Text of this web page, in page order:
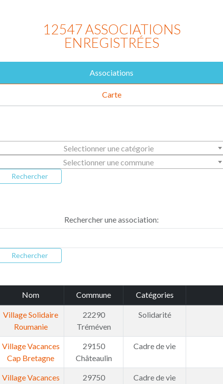
12547 ASSOCIATIONS
ENREGISTRÉES
Associations
Carte
Selectionner une catégorie
Selectionner une commune
Rechercher
Rechercher une association:
Rechercher
Nom Commune Catégories
Village Solidaire
Roumanie
22290
Tréméven
Solidarité
Village Vacances
Cap Bretagne
29150
Châteaulin
Cadre de vie
Village Vacances
29750
Cadre de vie